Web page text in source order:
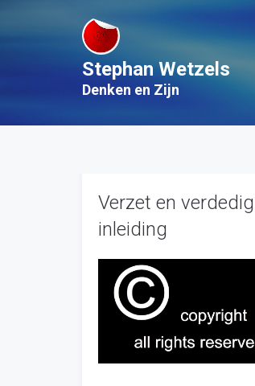
Stephan Wetzels
Denken en Zijn
Verzet en
inleiding